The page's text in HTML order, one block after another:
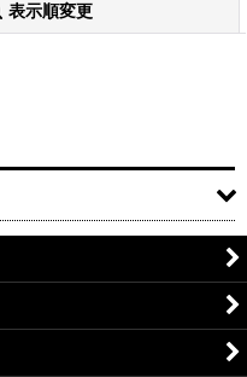
表示順変更